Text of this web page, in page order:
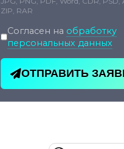
ZIP, RAR
Согласен на обработку
персональных данных
ОТПРАВИТЬ